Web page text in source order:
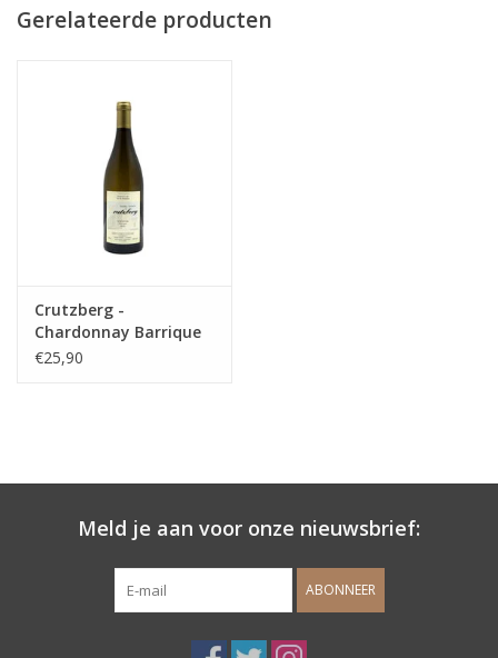
Gerelateerde producten
Crutzberg -
Chardonnay Barrique
€25,90
Meld je aan voor onze nieuwsbrief:
ABONNEER